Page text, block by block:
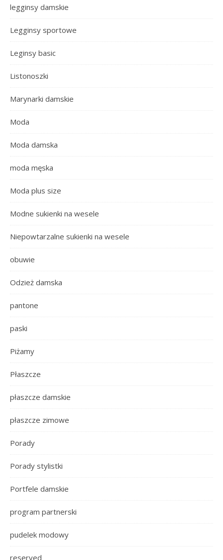
legginsy damskie
Legginsy sportowe
Leginsy basic
Listonoszki
Marynarki damskie
Moda
Moda damska
moda męska
Moda plus size
Modne sukienki na wesele
Niepowtarzalne sukienki na wesele
obuwie
Odzież damska
pantone
paski
Piżamy
Płaszcze
płaszcze damskie
płaszcze zimowe
Porady
Porady stylistki
Portfele damskie
program partnerski
pudelek modowy
reserved